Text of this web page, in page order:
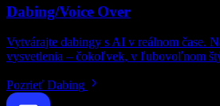
Dabing/Voice Over
Vytvárajte dabingy s AI v reálnom čase.
vysvetlenia – čokoľvek, v ľubovoľnom
Pozrieť Dabing